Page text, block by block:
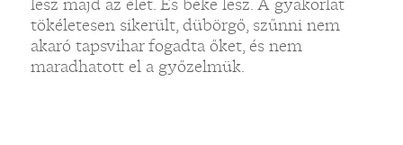
tökéletesen sikerült, dübörgő, szűnni nem
akaró tapsvihar fogadta őket, és nem
maradhatott el a győzelmük.